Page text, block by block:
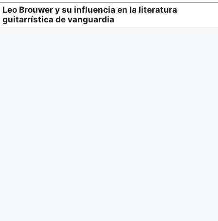
Leo Brouwer y su influencia en la literatura
guitarrística de vanguardia